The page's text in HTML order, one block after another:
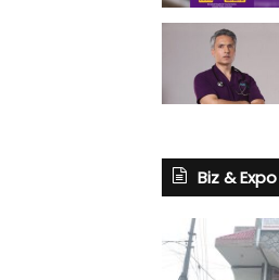
Biz & Expo